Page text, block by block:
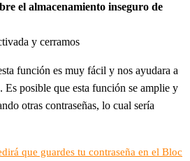
el almacenamiento inseguro de
y cerramos
función es muy fácil y nos ayudara a
Es posible que esta función se amplie y
otras contraseñas, lo cual sería
que guardes tu contraseña en el Bloc